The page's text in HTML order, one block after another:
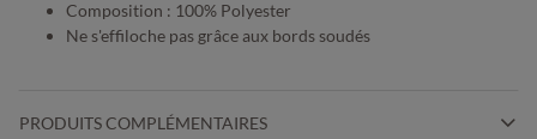
Composition : 100% Polyester
Ne s'effiloche pas grâce aux bords soudés
PRODUITS COMPLÉMENTAIRES